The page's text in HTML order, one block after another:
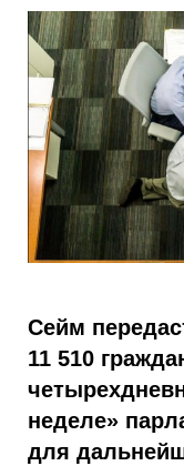
Сейм
11 510
неделе»
для